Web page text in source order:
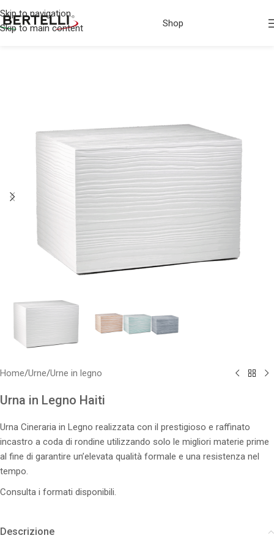
Skip to navigation
Skip to main content
Shop
Home/Urne/Urne in legno
Urna in Legno Haiti
Urna Cineraria in Legno realizzata con il prestigioso e raffinato
incastro a coda di rondine utilizzando solo le migliori materie prime
al fine di garantire un’elevata qualità formale e una resistenza nel
tempo.
Consulta i formati disponibili.
Descrizione